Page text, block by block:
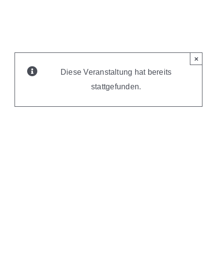
Diese Veranstaltung hat bereits
stattgefunden.
×